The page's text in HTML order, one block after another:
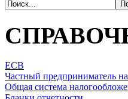
ЕСВ
Частный предприниматель
Общая система